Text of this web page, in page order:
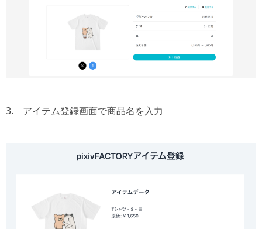
3. アイテム登録画面で商品名を入力